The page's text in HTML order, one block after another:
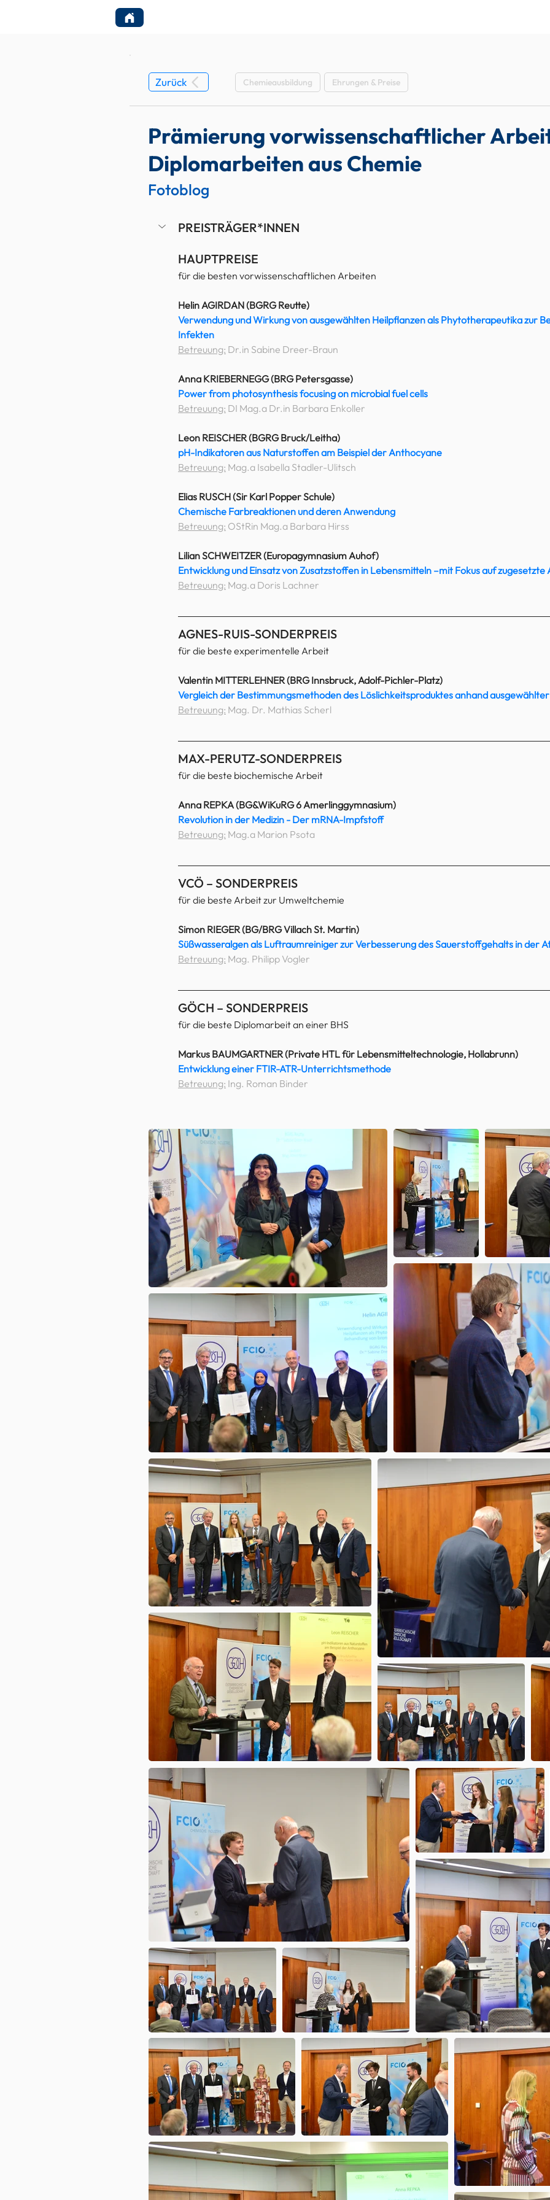
Zurück Chemieausbildung Ehrungen & Preise
Prämierung vorwissenschaftlicher
Diplomarbeiten aus Chemie
Fotoblog
PREISTRÄGER*INNEN
HAUPTPREISE
für die besten vorwissenschaftlichen Arbeiten
Helin AGIRDAN (BGRG Reutte)
Verwendung und Wirkung von ausgewählten Heilpflanzen als Phytotherapeutika zur
Infekten
Betreuung: Dr.in Sabine Dreer-Braun
Anna KRIEBERNEGG (BRG Petersgasse)
Power from photosynthesis focusing on microbial fuel cells
Betreuung: DI Mag.a Dr.in Barbara Enkoller
Leon REISCHER (BGRG Bruck/Leitha)
pH-Indikatoren aus Naturstoffen am Beispiel der Anthocyane
Betreuung: Mag.a Isabella Stadler-Ulitsch
Elias RUSCH (Sir Karl Popper Schule)
Chemische Farbreaktionen und deren Anwendung
Betreuung: OStRin Mag.a Barbara Hirss
Lilian SCHWEITZER (Europagymnasium Auhof)
Entwicklung und Einsatz von Zusatzstoffen in Lebensmitteln –mit Fokus auf zugesetzte
Betreuung: Mag.a Doris Lachner
AGNES-RUIS-SONDERPREIS
für die beste experimentelle Arbeit
Valentin MITTERLEHNER (BRG Innsbruck, Adolf-Pichler-Platz)
Vergleich der Bestimmungsmethoden des Löslichkeitsproduktes anhand ausgewählter
Betreuung: Mag. Dr. Mathias Scherl
MAX-PERUTZ-SONDERPREIS
für die beste biochemische Arbeit
Anna REPKA (BG&WiKuRG 6 Amerlinggymnasium)
Revolution in der Medizin - Der mRNA-Impfstoff
Betreuung: Mag.a Marion Psota
VCÖ – SONDERPREIS
für die beste Arbeit zur Umweltchemie
Simon RIEGER (BG/BRG Villach St. Martin)
Süßwasseralgen als Luftraumreiniger zur Verbesserung des Sauerstoffgehalts in der
Betreuung: Mag. Philipp Vogler
GÖCH – SONDERPREIS
für die beste Diplomarbeit an einer BHS
Markus BAUMGARTNER (Private HTL für Lebensmitteltechnologie, Hollabrunn)
Entwicklung einer FTIR-ATR-Unterrichtsmethode
Betreuung: Ing. Roman Binder